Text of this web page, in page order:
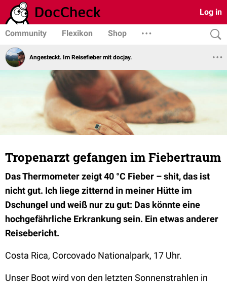
Log in
Community Flexikon Shop
Angesteckt. Im Reisefieber mit docjay.
Tropenarzt gefangen im Fiebertraum
Das Thermometer zeigt 40 °C Fieber – shit, das ist
nicht gut. Ich liege zitternd in meiner Hütte im
Dschungel und weiß nur zu gut: Das könnte eine
hochgefährliche Erkrankung sein. Ein etwas anderer
Reisebericht.
Costa Rica, Corcovado Nationalpark, 17 Uhr.
Unser Boot wird von den letzten Sonnenstrahlen in